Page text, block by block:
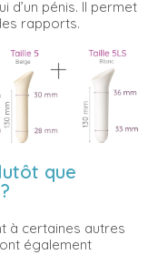
d’un pénis. Il permet
rapports.
que
à certaines autres
également